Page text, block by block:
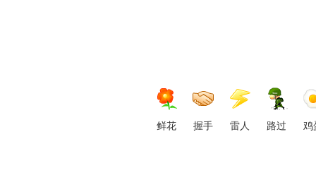
鲜花 握手 雷人 路过 鸡